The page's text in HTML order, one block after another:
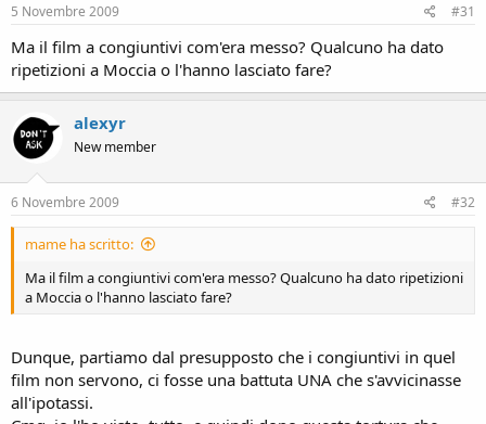
5 Novembre 2009 #31
Ma il film a congiuntivi com'era messo? Qualcuno ha dato
ripetizioni a Moccia o l'hanno lasciato fare?
alexyr
New member
6 Novembre 2009 #32
mame ha scritto:
Ma il film a congiuntivi com'era messo? Qualcuno ha dato ripetizioni
a Moccia o l'hanno lasciato fare?
Dunque, partiamo dal presupposto che i congiuntivi in quel
film non servono, ci fosse una battuta UNA che s'avvicinasse
all'ipotassi.